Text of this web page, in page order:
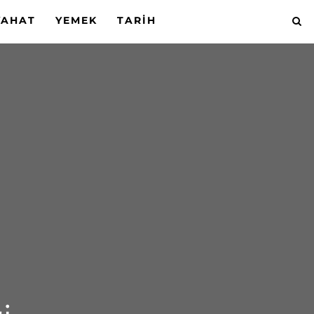
YEMEK TARIH